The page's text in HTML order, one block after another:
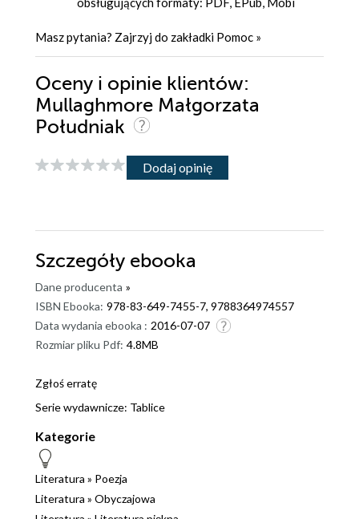
Masz pytania? Zajrzyj do zakładki Pomoc »
Oceny i opinie klientów:
Mullaghmore Małgorzata
Południak
Dodaj opinię
Szczegóły ebooka
Dane producenta »
ISBN Ebooka: 978-83-649-7455-7, 9788364974557
Data wydania ebooka : 2016-07-07
Rozmiar pliku Pdf: 4.8MB
Zgłoś erratę
Serie wydawnicze: Tablice
Kategorie
Literatura » Poezja
Literatura » Obyczajowa